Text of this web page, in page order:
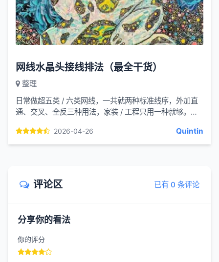
网线水晶头接线排法（最全干货）
整理
日常做超五类 / 六类网线，一共就两种标准线序，外加直
通、交叉、全反三种用法，家装 / 工程只用一种就够。
橙、白绿... 2026-04-26 Quintin
评论区 已有 0 条评论
分享你的看法
你的评分